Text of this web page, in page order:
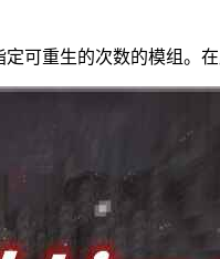
可重生的次数的模组。